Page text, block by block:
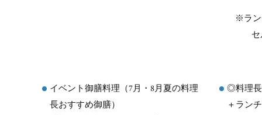
※ラン
イベント御膳料理（7月・8月夏の料理
長おすすめ御膳）
◎料理長
＋ラン